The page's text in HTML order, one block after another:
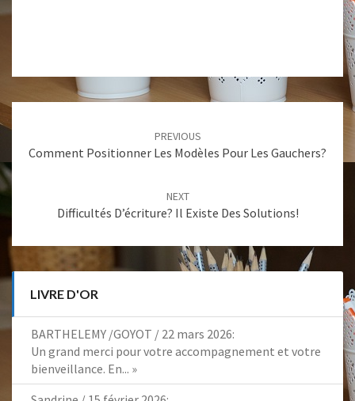
navigation
PREVIOUS
Comment Positionner Les Modèles Pour Les Gauchers?
NEXT
Difficultés D’écriture? Il Existe Des Solutions!
LIVRE D'OR
BARTHELEMY /GOYOT / 22 mars 2026:
Un grand merci pour votre accompagnement et votre
bienveillance. En... »